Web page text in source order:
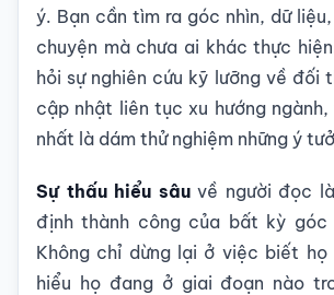
ý. Bạn cần tìm ra góc nhìn, dữ
chuyện mà chưa ai khác thực
hỏi sự nghiên cứu kỹ lưỡng về đối
cập nhật liên tục xu hướng
nhất là dám thử nghiệm những ý
Sự thấu hiểu sâu về người đọc
định thành công của bất kỳ góc
Không chỉ dừng lại ở việc biết
hiểu họ đang ở giai đoạn nào